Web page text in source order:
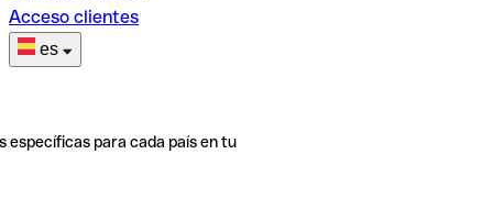
Acceso clientes
es
específicas para cada país en tu